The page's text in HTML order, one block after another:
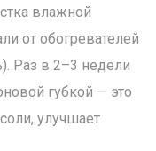
влажной
от обогревателей
Раз в 2–3 недели
губкой — это
улучшает